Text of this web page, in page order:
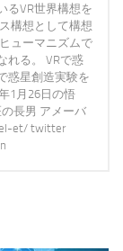
るVR世界構想を
構想として構想
ューマニズムで
れる。 VRで惑
惑星創造実験を
1月26日の悟
長男 アメーバ
et/ twitter